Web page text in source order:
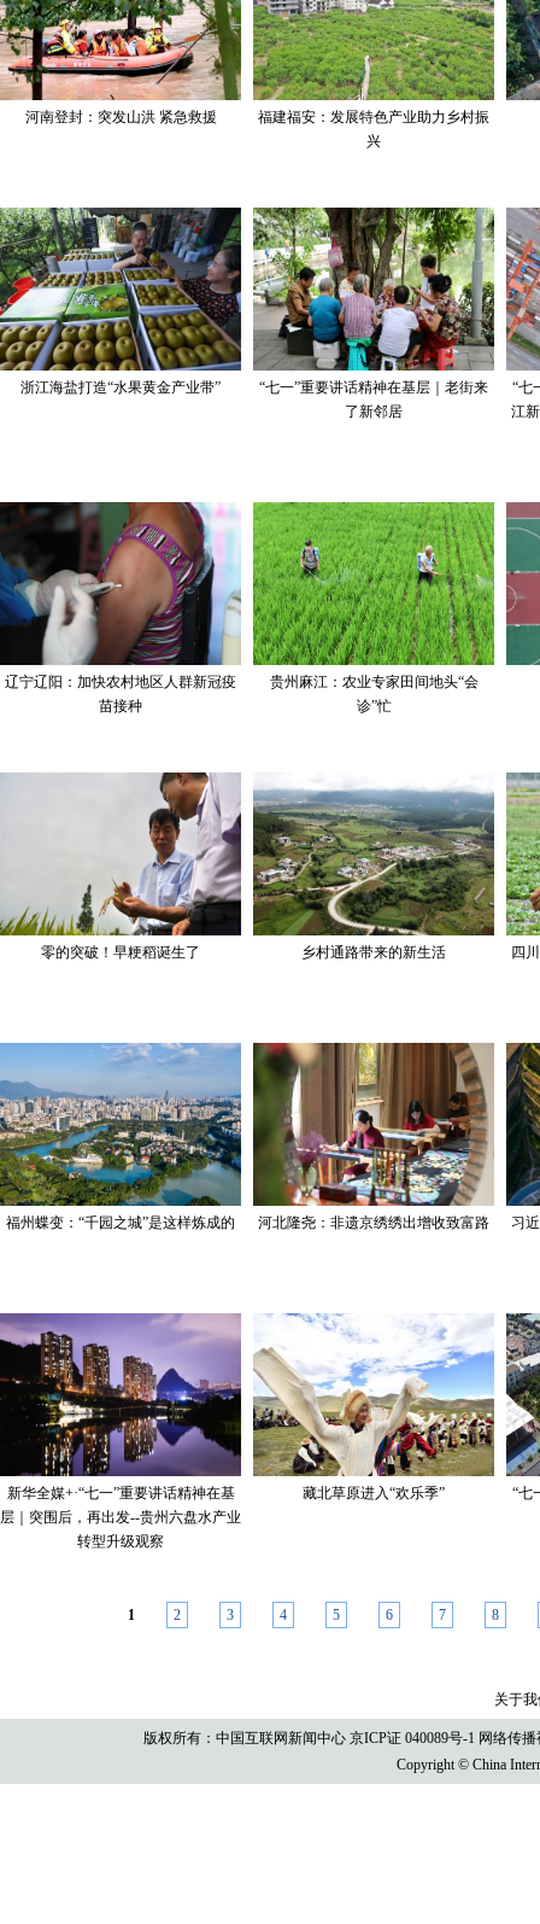
河南登封：突发山洪 紧急救援
福建福安：发展特色产业助力乡村振
兴
浙江海盐打造“水果黄金产业带”
“七一”重要讲话精神在基层｜老街来
了新邻居
“七
江
辽宁辽阳：加快农村地区人群新冠疫
苗接种
贵州麻江：农业专家田间地头“会
诊”忙
零的突破！早粳稻诞生了 乡村通路带来的新生活 四
福州蝶变：“千园之城”是这样炼成的 河北隆尧：非遗京绣绣出增收致富路 习
新华全媒+·“七一”重要讲话精神在基
层｜突围后，再出发--贵州六盘水产业
转型升级观察
藏北草原进入“欢乐季” “七
1 2 3 4 5 6 7 8
关于
版权所有：中国互联网新闻中心 京ICP证 040089号-1 网络传播
Copyright © China